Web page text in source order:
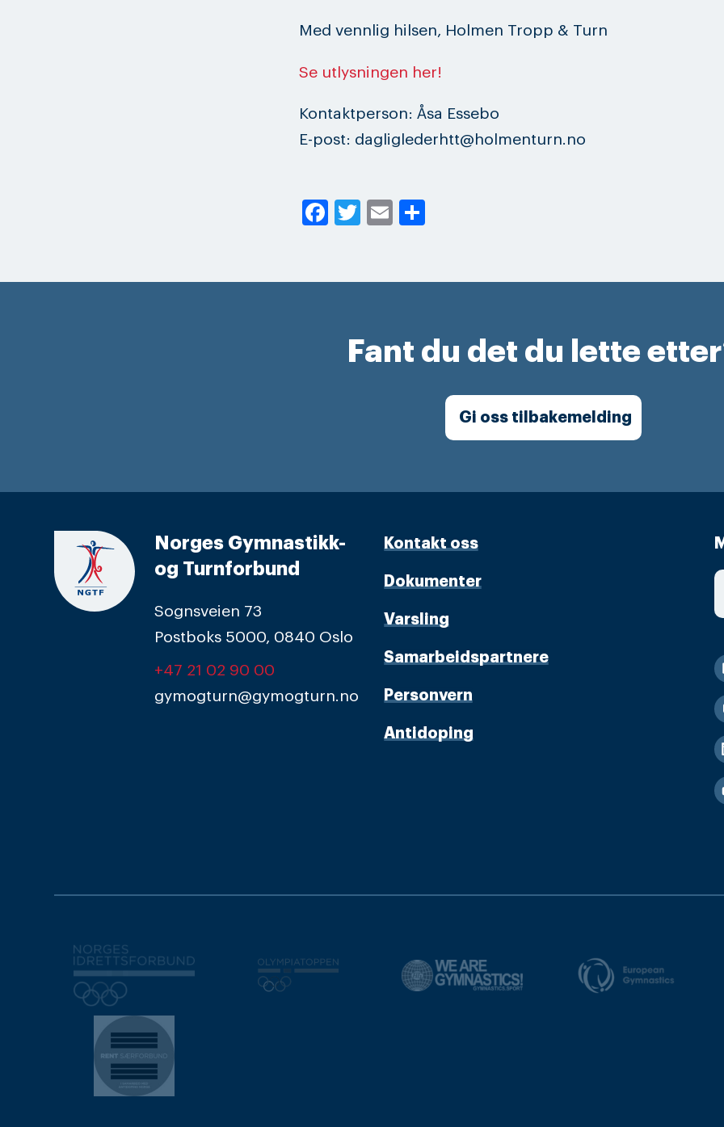
Med vennlig hilsen, Holmen Tropp & Turn
Se utlysningen her!
Kontaktperson: Åsa Essebo
E-post: dagliglederhtt@holmenturn.no
Facebook
Twitter
Email
Fant du det du lette
Gi oss tilbakemelding
Norges Gymnastikk-
og Turnforbund
Sognsveien 73
Postboks 5000, 0840 Oslo
+47 21 02 90 00
gymogturn@gymogturn.no
Kontakt oss
Dokumenter
Varsling
Samarbeidspartnere
Personvern
Antidoping